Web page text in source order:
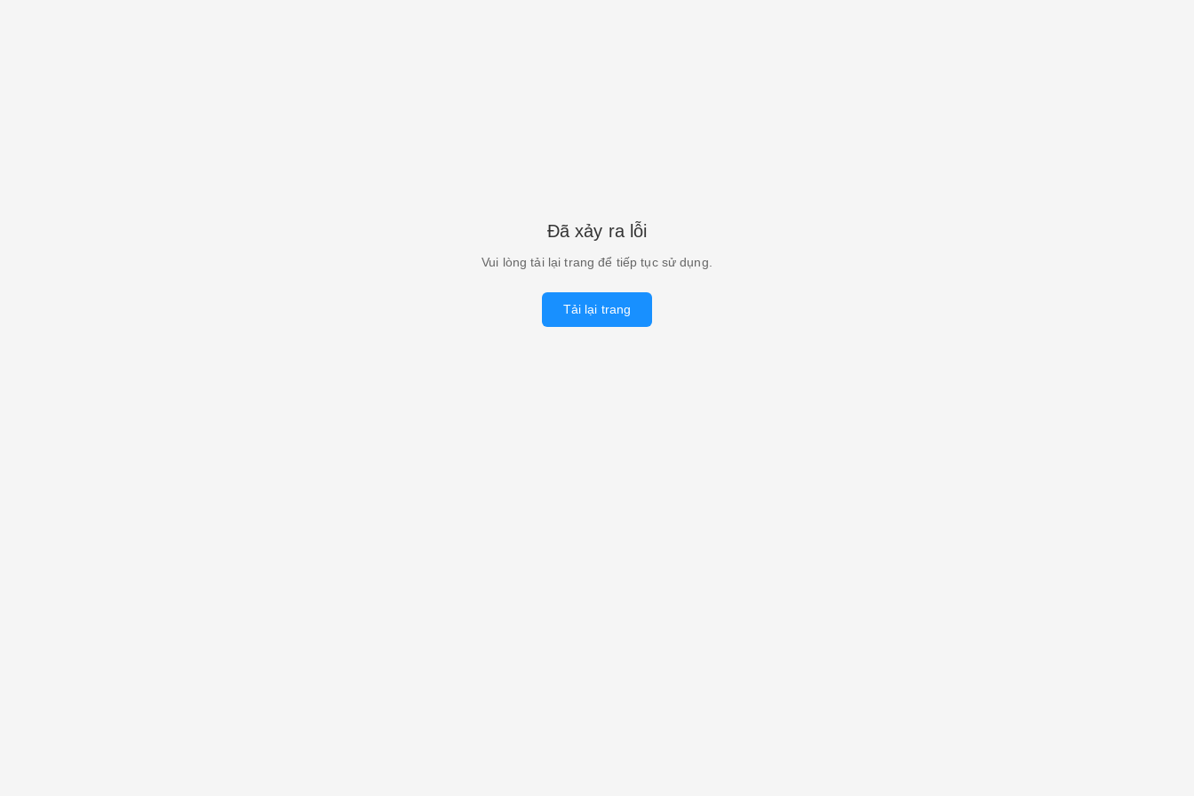
Đã xảy ra lỗi
Vui lòng tải lại trang để tiếp tục sử dụng.
Tải lại trang